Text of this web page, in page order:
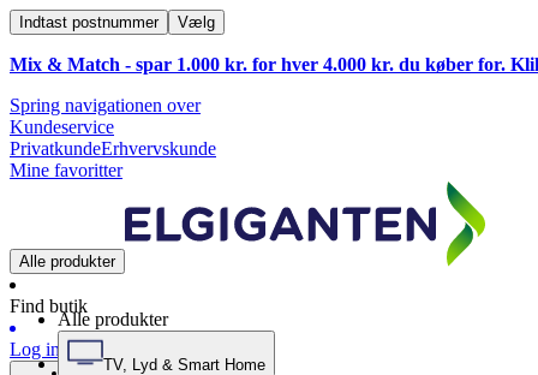
Indtast postnummer Vælg
Mix & Match - spar 1.000 kr. for hver 4.000 kr. du køber for.
Spring navigationen over
Kundeservice
PrivatkundeErhvervskunde
Mine favoritter
Alle produkter
Find butik
Log ind
Alle produkter
TV, Lyd & Smart Home